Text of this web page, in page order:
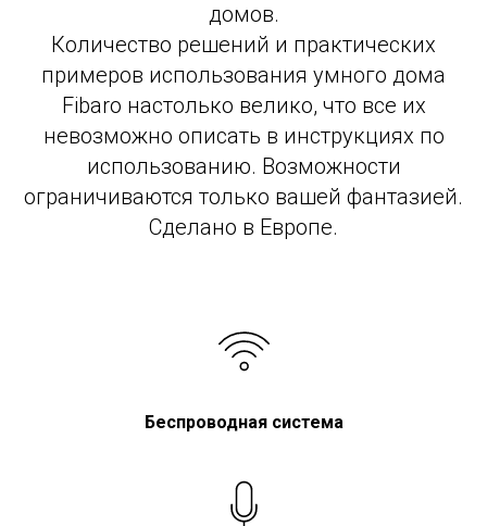
домов.
Количество решений и практических
примеров использования умного дома
Fibaro настолько велико, что все их
невозможно описать в инструкциях по
использованию. Возможности
ограничиваются только вашей фантазией.
Сделано в Европе.
Беспроводная система